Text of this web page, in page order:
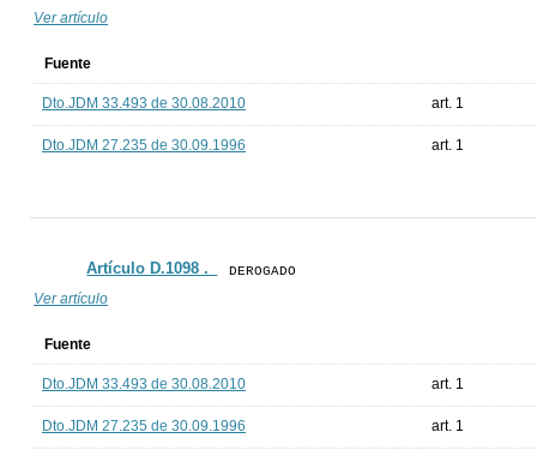
Ver artículo
Fuente
Dto.JDM 33.493 de 30.08.2010 art. 1
Dto.JDM 27.235 de 30.09.1996 art. 1
Artículo D.1098 ._ DEROGADO
Ver artículo
Fuente
Dto.JDM 33.493 de 30.08.2010 art. 1
Dto.JDM 27.235 de 30.09.1996 art. 1